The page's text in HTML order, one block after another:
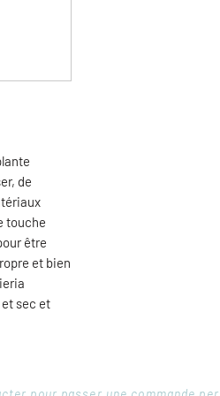
de
touche
être
et bien
sec et